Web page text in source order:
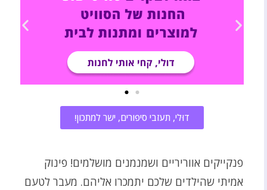
דוּלי, תעזבי סיפורים, ישר למתכון!
פנקייקים אווריריים ושמנמנים מושלמים! פינוק
אמיתי שהילדים שלכם יתמכרו אליהם. מעבר לטעם